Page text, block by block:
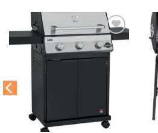
Dodaj
na
listu
želja